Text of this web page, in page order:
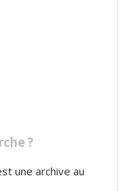
?
une archive au